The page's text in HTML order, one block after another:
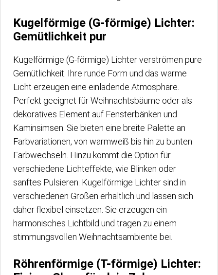
Kugelförmige (G-förmige) Lichter:
Gemütlichkeit pur
Kugelförmige (G-förmige) Lichter verströmen pure
Gemütlichkeit. Ihre runde Form und das warme
Licht erzeugen eine einladende Atmosphäre.
Perfekt geeignet für Weihnachtsbäume oder als
dekoratives Element auf Fensterbänken und
Kaminsimsen. Sie bieten eine breite Palette an
Farbvariationen, von warmweiß bis hin zu bunten
Farbwechseln. Hinzu kommt die Option für
verschiedene Lichteffekte, wie Blinken oder
sanftes Pulsieren. Kugelförmige Lichter sind in
verschiedenen Größen erhältlich und lassen sich
daher flexibel einsetzen. Sie erzeugen ein
harmonisches Lichtbild und tragen zu einem
stimmungsvollen Weihnachtsambiente bei.
Röhrenförmige (T-förmige) Lichter: